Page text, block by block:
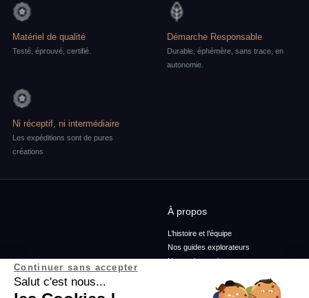
Matériel de qualité
Testé, éprouvé, certifié.
Démarche Responsable
Durable, éphémère, sans trace, en
autonomie.
Ni réceptif, ni intermédiaire
Les expéditions sont de pures
créations
À propos
L’histoire et l’équipe
Nos guides explorateurs
Nos ambassadeurs
Conditions générales de vente
Continuer sans accepter
Salut c'est nous...